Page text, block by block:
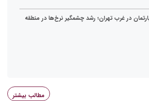
در غرب تهران؛ رشد چشمگیر نرخ‌ها در منطقه
مطالب بیشتر